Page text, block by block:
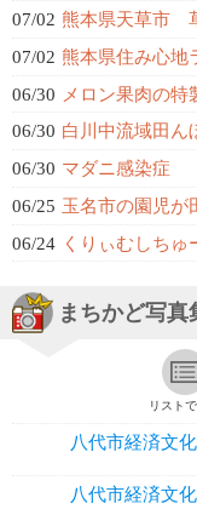
07/02 熊本県天草市
07/02 熊本県住み心地
06/30 メロン果肉の特
06/30 白川中流域田ん
06/30 マダニ感染症
06/25 玉名市の園児が
06/24 くりぃむしちゅ
まちかど写真
リスト
八代市経済文
八代市経済文